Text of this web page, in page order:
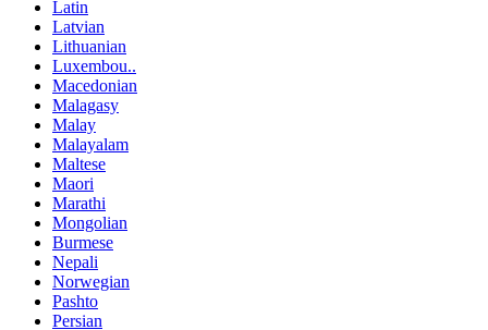
Latin
Latvian
Lithuanian
Luxembou..
Macedonian
Malagasy
Malay
Malayalam
Maltese
Maori
Marathi
Mongolian
Burmese
Nepali
Norwegian
Pashto
Persian